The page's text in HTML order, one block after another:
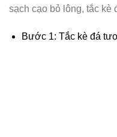
sạch cạo bỏ lông, tắc kè
Bước 1: Tắc kè đá